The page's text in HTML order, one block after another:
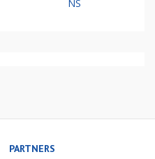
NS
PARTNERS